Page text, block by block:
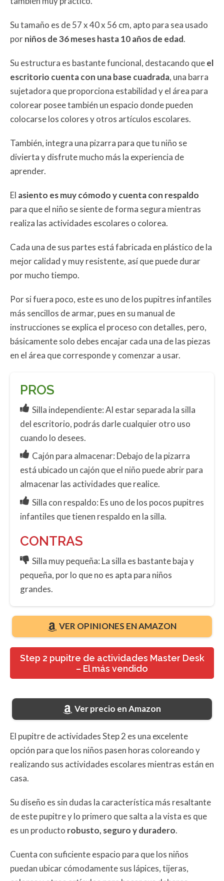
Su tamaño es de 57 x 40 x 56 cm, apto para sea usado
porniños de 36 meses hasta 10 años de edad.
Su estructura es bastante funcional, destacando queel
escritorio cuenta con una base cuadrada, una barra
sujetadora que proporciona estabilidad y el área para
colorear posee también un espacio donde pueden
colocarse los colores y otros artículos escolares.
También, integra una pizarra para que tu niño se
divierta y disfrute mucho más la experiencia de
aprender.
El asiento es muy cómodo y cuenta con respaldo
para que el niño se siente de forma segura mientras
realiza las actividades escolares o colorea.
Cada una de sus partes está fabricada en plástico de la
mejor calidad y muy resistente, así que puede durar
por mucho tiempo.
Por si fuera poco, este es uno de los pupitres infantiles
más sencillos de armar, pues en su manual de
instrucciones se explica el proceso con detalles, pero,
básicamente solo debes encajar cada una de las piezas
en el área que corresponde y comenzar a usar.
PROS
Silla independiente: Al estar separada la silla
del escritorio, podrás darle cualquier otro uso
cuando lo desees.
Cajón para almacenar: Debajo de la pizarra
está ubicado un cajón que el niño puede abrir para
almacenar las actividades que realice.
Silla con respaldo: Es uno de los pocos pupitres
infantiles que tienen respaldo en la silla.
CONTRAS
Silla muy pequeña: La silla es bastante baja y
pequeña, por lo que no es apta para niños
grandes.
VER OPINIONES EN AMAZON
Step 2 pupitre de actividades Master Desk
– El más vendido
Ver precio en Amazon
El pupitre de actividades Step 2 es una excelente
opción para que los niños pasen horas coloreando y
realizando sus actividades escolares mientras están en
casa.
Su diseño es sin dudas la característica más resaltante
de este pupitre y lo primero que salta a la vista es que
es un producto robusto, seguro y duradero.
Cuenta con suficiente espacio para que los niños
puedan ubicar cómodamente sus lápices, tijeras,